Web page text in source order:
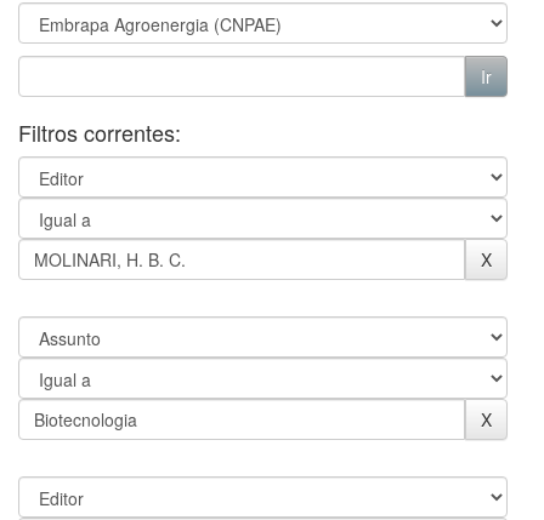
Filtros correntes: